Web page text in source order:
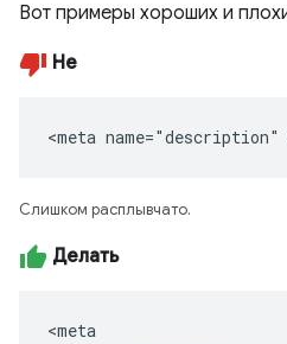
Вот примеры хороших и
Не
<meta
Слишком расплывчато.
Делать
<meta